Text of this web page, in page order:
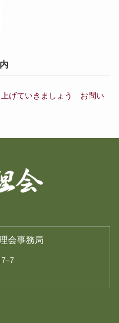
上げていきましょう お問い
会事務局
7−7